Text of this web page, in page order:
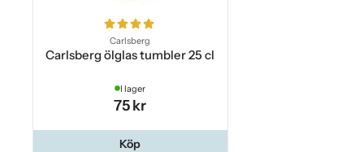
Carlsberg
Carlsberg ölglas tumbler 25 cl
I lager
75 kr
Köp